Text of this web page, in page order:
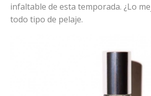
infaltable de esta temporada. ¿Lo
todo tipo de pelaje.